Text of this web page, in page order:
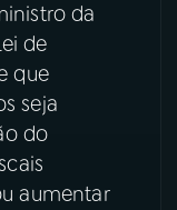
da
de
que
seja
do
aumentar